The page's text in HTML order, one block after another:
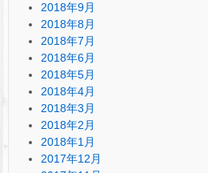
2018年9月
2018年8月
2018年7月
2018年6月
2018年5月
2018年4月
2018年3月
2018年2月
2018年1月
2017年12月